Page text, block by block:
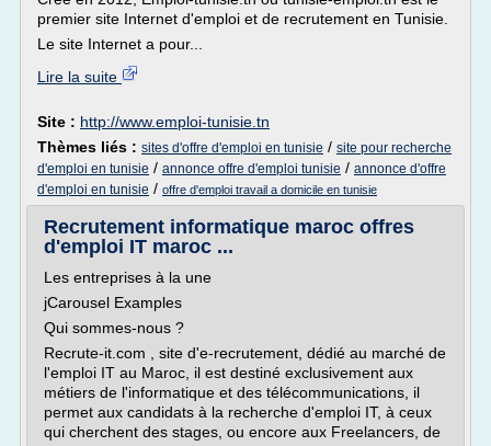
premier site Internet d'emploi et de recrutement en Tunisie.
Le site Internet a pour...
Lire la suite
Site : http://www.emploi-tunisie.tn
Thèmes liés : sites d'offre d'emploi en tunisie / site pour recherche
d'emploi en tunisie / annonce offre d'emploi tunisie / annonce d'offre
d'emploi en tunisie / offre d'emploi travail a domicile en tunisie
Recrutement informatique maroc offres
d'emploi IT maroc ...
Les entreprises à la une
jCarousel Examples
Qui sommes-nous ?
Recrute-it.com , site d'e-recrutement, dédié au marché de
l'emploi IT au Maroc, il est destiné exclusivement aux
métiers de l'informatique et des télécommunications, il
permet aux candidats à la recherche d'emploi IT, à ceux
qui cherchent des stages, ou encore aux Freelancers, de